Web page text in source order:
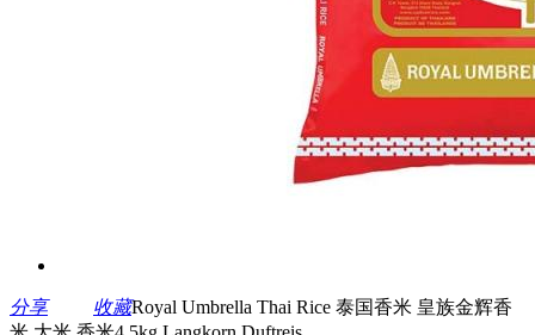
分享 收藏Royal Umbrella Thai Rice 泰国香米 皇族金辉香